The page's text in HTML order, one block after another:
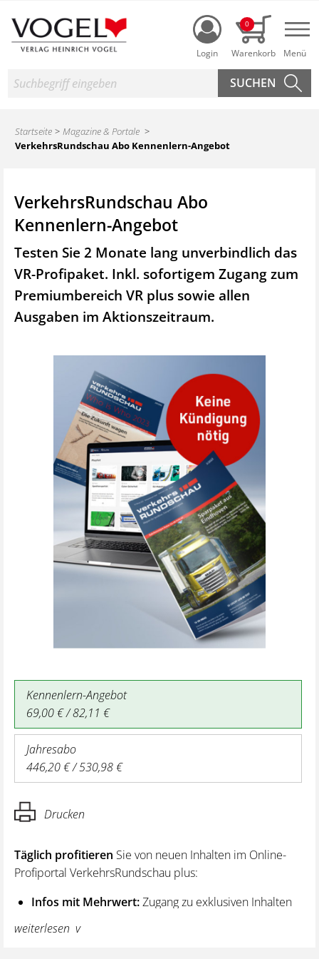
Login
0
Suche
Startseite
Magazine & Portale
VerkehrsRundschau Abo Kennenlern-Angebot
VerkehrsRundschau Abo
Kennenlern-Angebot
Testen Sie 2 Monate lang unverbindlich das
VR-Profipaket. Inkl. sofortigem Zugang zum
Premiumbereich VR plus sowie allen
Ausgaben im Aktionszeitraum.
Kennenlern-Angebot
69,00 € / 82,11 €
Jahresabo
446,20 € / 530,98 €
Drucken
Täglich profitieren Sie von neuen Inhalten im Online-
Profiportal VerkehrsRundschau plus:
Infos mit Mehrwert:Zugang zu exklusiven Inhalten
und Hintergrundwissen – von aktuellen Regelungen
wie z. B. bei den Lenk- und Ruhezeiten,
weiterlesen